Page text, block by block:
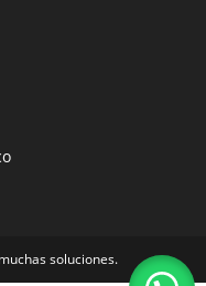
soluciones.